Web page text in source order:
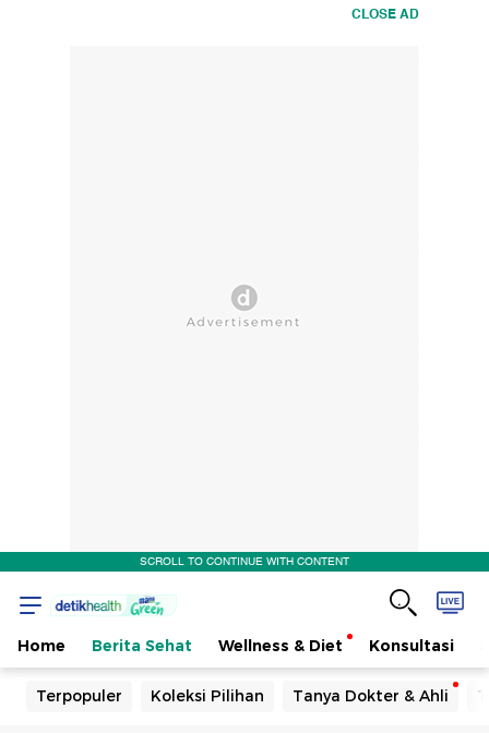
CLOSE AD
SCROLL TO CONTINUE WITH CONTENT
Home Berita Sehat Wellness & Diet Konsultasi
Terpopuler Koleksi Pilihan Tanya Dokter & Ahli